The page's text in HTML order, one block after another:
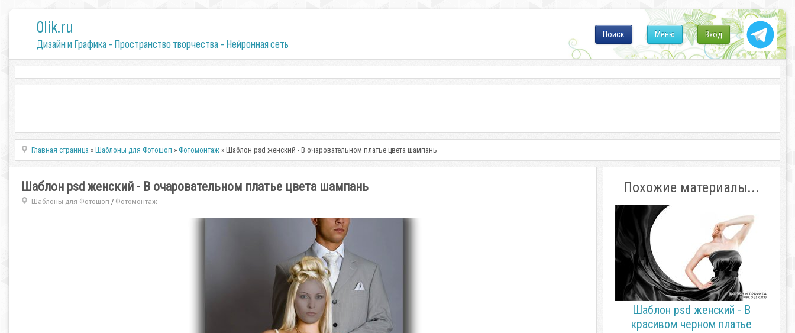
0lik.ru
Дизайн и Графика - Пространство творчества - Нейронная сеть
Вход
Меню
Поиск
Главная страница »Шаблоны для Фотошоп » Фотомонтаж » Шаблон psd женский - В очаровательном платье цвета шампань
Шаблон psd женский - В очаровательном платье цвета шампань
Шаблоны для Фотошоп / Фотомонтаж
Похожие материалы...
Шаблон psd женский - В
красивом черном платье